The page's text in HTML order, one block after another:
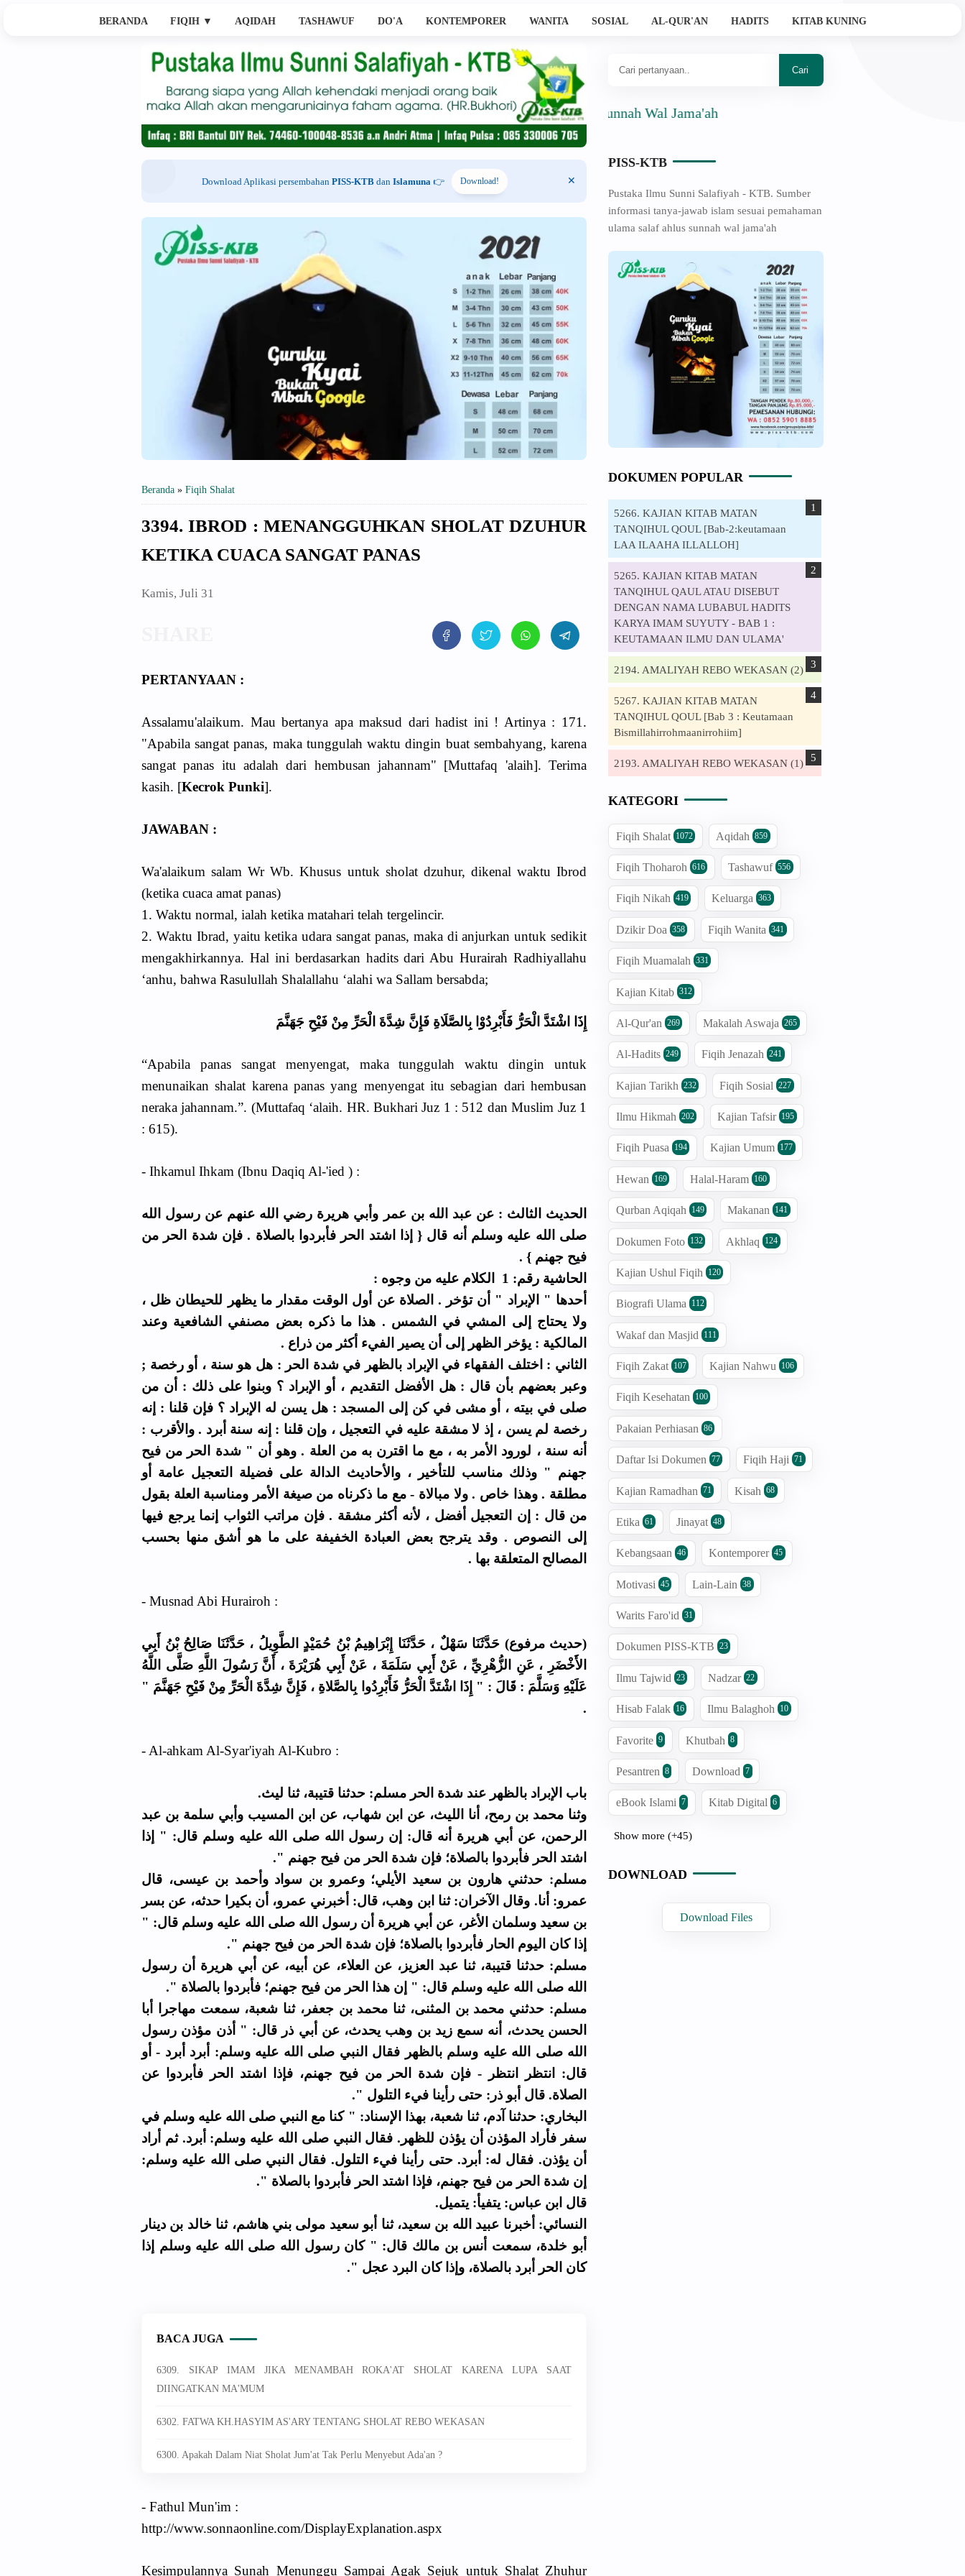
BERANDA FIQIH ▼ AQIDAH TASHAWUF DO'A KONTEMPORER WANITA SOSIAL AL-QUR'AN HADITS KITAB KUNING
Download Aplikasi persembahan PISS-KTBdan Islamuna 👉 Download!
Beranda » Fiqih Shalat
3394. IBROD : MENANGGUHKAN SHOLAT DZUHUR
KETIKA CUACA SANGAT PANAS
Kamis, Juli 31
PERTANYAAN :
Assalamu'alaikum. Mau bertanya apa maksud dari hadist ini ! Artinya : 171.
"Apabila sangat panas, maka tunggulah waktu dingin buat sembahyang, karena
sangat panas itu adalah dari hembusan jahannam" [Muttafaq 'alaih]. Terima
kasih. [Kecrok Punki].
JAWABAN :
Wa'alaikum salam Wr Wb. Khusus untuk sholat dzuhur, dikenal waktu Ibrod
(ketika cuaca amat panas)
1. Waktu normal, ialah ketika matahari telah tergelincir.
2. Waktu Ibrad, yaitu ketika udara sangat panas, maka di anjurkan untuk sedikit
mengakhirkannya. Hal ini berdasarkan hadits dari Abu Hurairah Radhiyallahu
‘anhu, bahwa Rasulullah Shalallahu ‘alahi wa Sallam bersabda;
إِذَا اشْتَدَّ الْحَرُّ فَأَبْرِدُوْا بِالصَّلَاةِ فَإِنَّ شِدَّةَ الْحَرِّ مِنْ فَيْحِ جَهَنَّمَ
“Apabila panas sangat menyengat, maka tunggulah waktu dingin untuk
menunaikan shalat karena panas yang menyengat itu sebagian dari hembusan
neraka jahannam.”. (Muttafaq ‘alaih. HR. Bukhari Juz 1 : 512 dan Muslim Juz 1
: 615).
- Ihkamul Ihkam (Ibnu Daqiq Al-'ied ) :
الحديث الثالث : عن عبد الله بن عمر وأبي هريرة رضي الله عنهم عن رسول الله
صلى الله عليه وسلم أنه قال { إذا اشتد الحر فأبردوا بالصلاة . فإن شدة الحر من
فيح جهنم } .
الحاشية رقم: 1 الكلام عليه من وجوه :
أحدها " الإبراد " أن تؤخر . الصلاة عن أول الوقت مقدار ما يظهر للحيطان ظل ،
ولا يحتاج إلى المشي في الشمس . هذا ما ذكره بعض مصنفي الشافعية وعند
المالكية : يؤخر الظهر إلى أن يصير الفيء أكثر من ذراع .
الثاني : اختلف الفقهاء في الإبراد بالظهر في شدة الحر : هل هو سنة ، أو رخصة ;
وعبر بعضهم بأن قال : هل الأفضل التقديم ، أو الإبراد ؟ وبنوا على ذلك : أن من
صلى في بيته ، أو مشى في كن إلى المسجد : هل يسن له الإبراد ؟ فإن قلنا : إنه
رخصة لم يسن ، إذ لا مشقة عليه في التعجيل ، وإن قلنا : إنه سنة أبرد . والأقرب :
أنه سنة ، لورود الأمر به ، مع ما اقترن به من العلة . وهو أن " شدة الحر من فيح
جهنم " وذلك مناسب للتأخير ، والأحاديث الدالة على فضيلة التعجيل عامة أو
مطلقة . وهذا خاص . ولا مبالاة - مع ما ذكرناه من صيغة الأمر ومناسبة العلة بقول
من قال : إن التعجيل أفضل ، لأنه أكثر مشقة . فإن مراتب الثواب إنما يرجع فيها
إلى النصوص . وقد يترجح بعض العبادة الخفيفة على ما هو أشق منها بحسب
المصالح المتعلقة بها .
- Musnad Abi Hurairoh :
(حديث مرفوع) حَدَّثَنَا سَهْلٌ ، حَدَّثَنَا إِبْرَاهِيمُ بْنُ حُمَيْدٍ الطَّوِيلُ ، حَدَّثَنَا صَالِحُ بْنُ أَبِي
الأَخْضَرِ ، عَنِ الزُّهْرِيِّ ، عَنْ أَبِي سَلَمَةَ ، عَنْ أَبِي هُرَيْرَةَ ، أَنَّ رَسُولَ اللَّهِ صَلَّى اللَّهُ
عَلَيْهِ وَسَلَّمَ : قَالَ : " إِذَا اشْتَدَّ الْحَرُّ فَأَبْرِدُوا بِالصَّلاةِ ، فَإِنَّ شِدَّةَ الْحَرِّ مِنْ فَيْحِ جَهَنَّمَ "
.
- Al-ahkam Al-Syar'iyah Al-Kubro :
باب الإبراد بالظهر عند شدة الحر مسلم: حدثنا قتيبة، ثنا ليث.
وثنا محمد بن رمح، أنا الليث، عن ابن شهاب، عن ابن المسيب وأبي سلمة بن عبد
الرحمن، عن أبي هريرة أنه قال: إن رسول الله صلى الله عليه وسلم قال: " إذا
اشتد الحر فأبردوا بالصلاة؛ فإن شدة الحر من فيح جهنم ".
مسلم: حدثني هارون بن سعيد الأيلي؛ وعمرو بن سواد وأحمد بن عيسى، قال
عمرو: أنا. وقال الآخران: ثنا ابن وهب، قال: أخبرني عمرو، أن بكيرا حدثه، عن بسر
بن سعيد وسلمان الأغر، عن أبي هريرة أن رسول الله صلى الله عليه وسلم قال: "
إذا كان اليوم الحار فأبردوا بالصلاة؛ فإن شدة الحر من فيح جهنم ".
مسلم: حدثنا قتيبة، ثنا عبد العزيز، عن العلاء، عن أبيه، عن أبي هريرة أن رسول
الله صلى الله عليه وسلم قال: " إن هذا الحر من فيح جهنم؛ فأبردوا بالصلاة ".
مسلم: حدثني محمد بن المثنى، ثنا محمد بن جعفر، ثنا شعبة، سمعت مهاجرا أبا
الحسن يحدث، أنه سمع زيد بن وهب يحدث، عن أبي ذر قال: " أذن مؤذن رسول
الله صلى الله عليه وسلم بالظهر فقال النبي صلى الله عليه وسلم: أبرد أبرد - أو
قال: انتظر انتظر - فإن شدة الحر من فيح جهنم، فإذا اشتد الحر فأبردوا عن
الصلاة. قال أبو ذر: حتى رأينا فيء التلول ".
البخاري: حدثنا آدم، ثنا شعبة، بهذا الإسناد: " كنا مع النبي صلى الله عليه وسلم في
سفر فأراد المؤذن أن يؤذن للظهر. فقال النبي صلى الله عليه وسلم: أبرد. ثم أراد
أن يؤذن. فقال له: أبرد. حتى رأينا فيء التلول. فقال النبي صلى الله عليه وسلم:
إن شدة الحر من فيح جهنم، فإذا اشتد الحر فأبردوا بالصلاة ".
قال ابن عباس: يتفيأ: يتميل.
النسائي: أخبرنا عبيد الله بن سعيد، ثنا أبو سعيد مولى بني هاشم، ثنا خالد بن دينار
أبو خلدة، سمعت أنس بن مالك قال: " كان رسول الله صلى الله عليه وسلم إذا
كان الحر أبرد بالصلاة، وإذا كان البرد عجل ".
BACA JUGA
6309. SIKAP IMAM JIKA MENAMBAH ROKA'AT SHOLAT KARENA LUPA SAAT
DIINGATKAN MA'MUM
6302. FATWA KH.HASYIM AS'ARY TENTANG SHOLAT REBO WEKASAN
6300. Apakah Dalam Niat Sholat Jum'at Tak Perlu Menyebut Ada'an ?
- Fathul Mun'im :
http://www.sonnaonline.com/DisplayExplanation.aspx
Kesimpulannya Sunah Menunggu Sampai Agak Sejuk untuk Shalat Zhuhur
Ahlussunnah Wal Jama'ah
PISS-KTB
Pustaka Ilmu Sunni Salafiyah - KTB. Sumber
informasi tanya-jawab islam sesuai pemahaman
ulama salaf ahlus sunnah wal jama'ah
DOKUMEN POPULAR
5266. KAJIAN KITAB MATAN
TANQIHUL QOUL [Bab-2:keutamaan
LAA ILAAHA ILLALLOH]
5265. KAJIAN KITAB MATAN
TANQIHUL QAUL ATAU DISEBUT
DENGAN NAMA LUBABUL HADITS
KARYA IMAM SUYUTY - BAB 1 :
KEUTAMAAN ILMU DAN ULAMA'
2194. AMALIYAH REBO WEKASAN (2)
5267. KAJIAN KITAB MATAN
TANQIHUL QOUL [Bab 3 : Keutamaan
Bismillahirrohmaanirrohiim]
2193. AMALIYAH REBO WEKASAN (1)
KATEGORI
Fiqih Shalat 1072 Aqidah 859
Fiqih Thoharoh 616 Tashawuf 556
Fiqih Nikah 419 Keluarga 363
Dzikir Doa 358 Fiqih Wanita 341
Fiqih Muamalah 331
Kajian Kitab 312
Al-Qur'an 269 Makalah Aswaja 265
Al-Hadits 249 Fiqih Jenazah 241
Kajian Tarikh 232 Fiqih Sosial 227
Ilmu Hikmah 202 Kajian Tafsir 195
Fiqih Puasa 194 Kajian Umum 177
Hewan 169 Halal-Haram 160
Qurban Aqiqah 149 Makanan 141
Dokumen Foto 132 Akhlaq 124
Kajian Ushul Fiqih 120
Biografi Ulama 112
Wakaf dan Masjid 111
Fiqih Zakat 107 Kajian Nahwu 106
Fiqih Kesehatan 100
Pakaian Perhiasan 86
Daftar Isi Dokumen 77 Fiqih Haji 71
Kajian Ramadhan 71 Kisah 68
Etika 61 Jinayat 48
Kebangsaan 46 Kontemporer 45
Motivasi 45 Lain-Lain 38
Warits Faro'id 31
Dokumen PISS-KTB 23
Ilmu Tajwid 23 Nadzar 22
Hisab Falak 16 Ilmu Balaghoh 10
Favorite 9 Khutbah 8
Pesantren 8 Download 7
eBook Islami 7 Kitab Digital 6
Show more (+45)
DOWNLOAD
Download Files